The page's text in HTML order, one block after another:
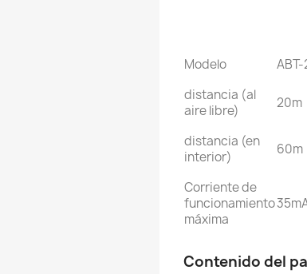
Modelo
distancia (al
aire libre)
20m
distancia (en
interior)
60m
Corriente de
funcionamiento
máxima
Contenido del